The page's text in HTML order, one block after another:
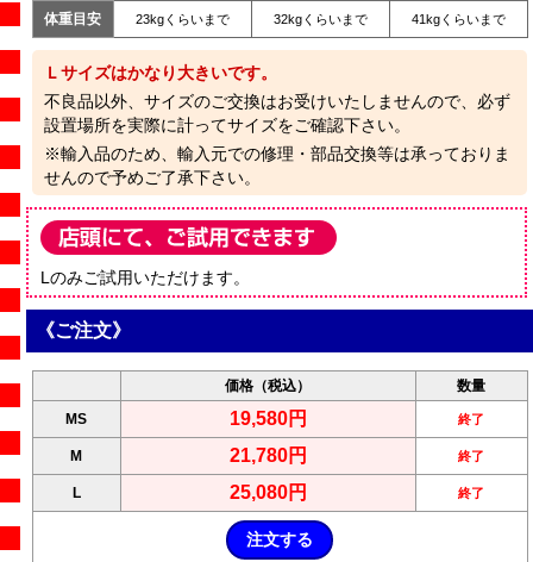
体重目安 23kgくらいまで 32kgくらいまで 41kgくらいまで
Ｌサイズはかなり大きいです。
不良品以外、サイズのご交換はお受けいたしませんので、必ず
設置場所を実際に計ってサイズをご確認下さい。
※輸入品のため、輸入元での修理・部品交換等は承っておりま
せんので予めご了承下さい。
Lのみご試用いただけます。
《ご注文》
価格（税込）
数量
MS
19,580円 終了
M 21,780円 終了
L 25,080円 終了